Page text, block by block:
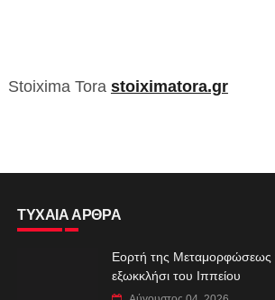
Stoixima Tora stoiximatora.gr
ΤΥΧΑΙΑ ΑΡΘΡΑ
Εορτή της Μεταμορφώσεως
εξωκκλήσι του Ιππείου